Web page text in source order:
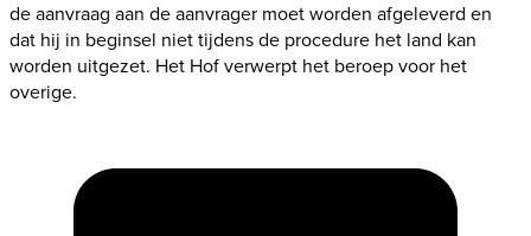
de aanvraag aan de aanvrager moet worden afgeleverd en
dat hij in beginsel niet tijdens de procedure het land kan
worden uitgezet. Het Hof verwerpt het beroep voor het
overige.